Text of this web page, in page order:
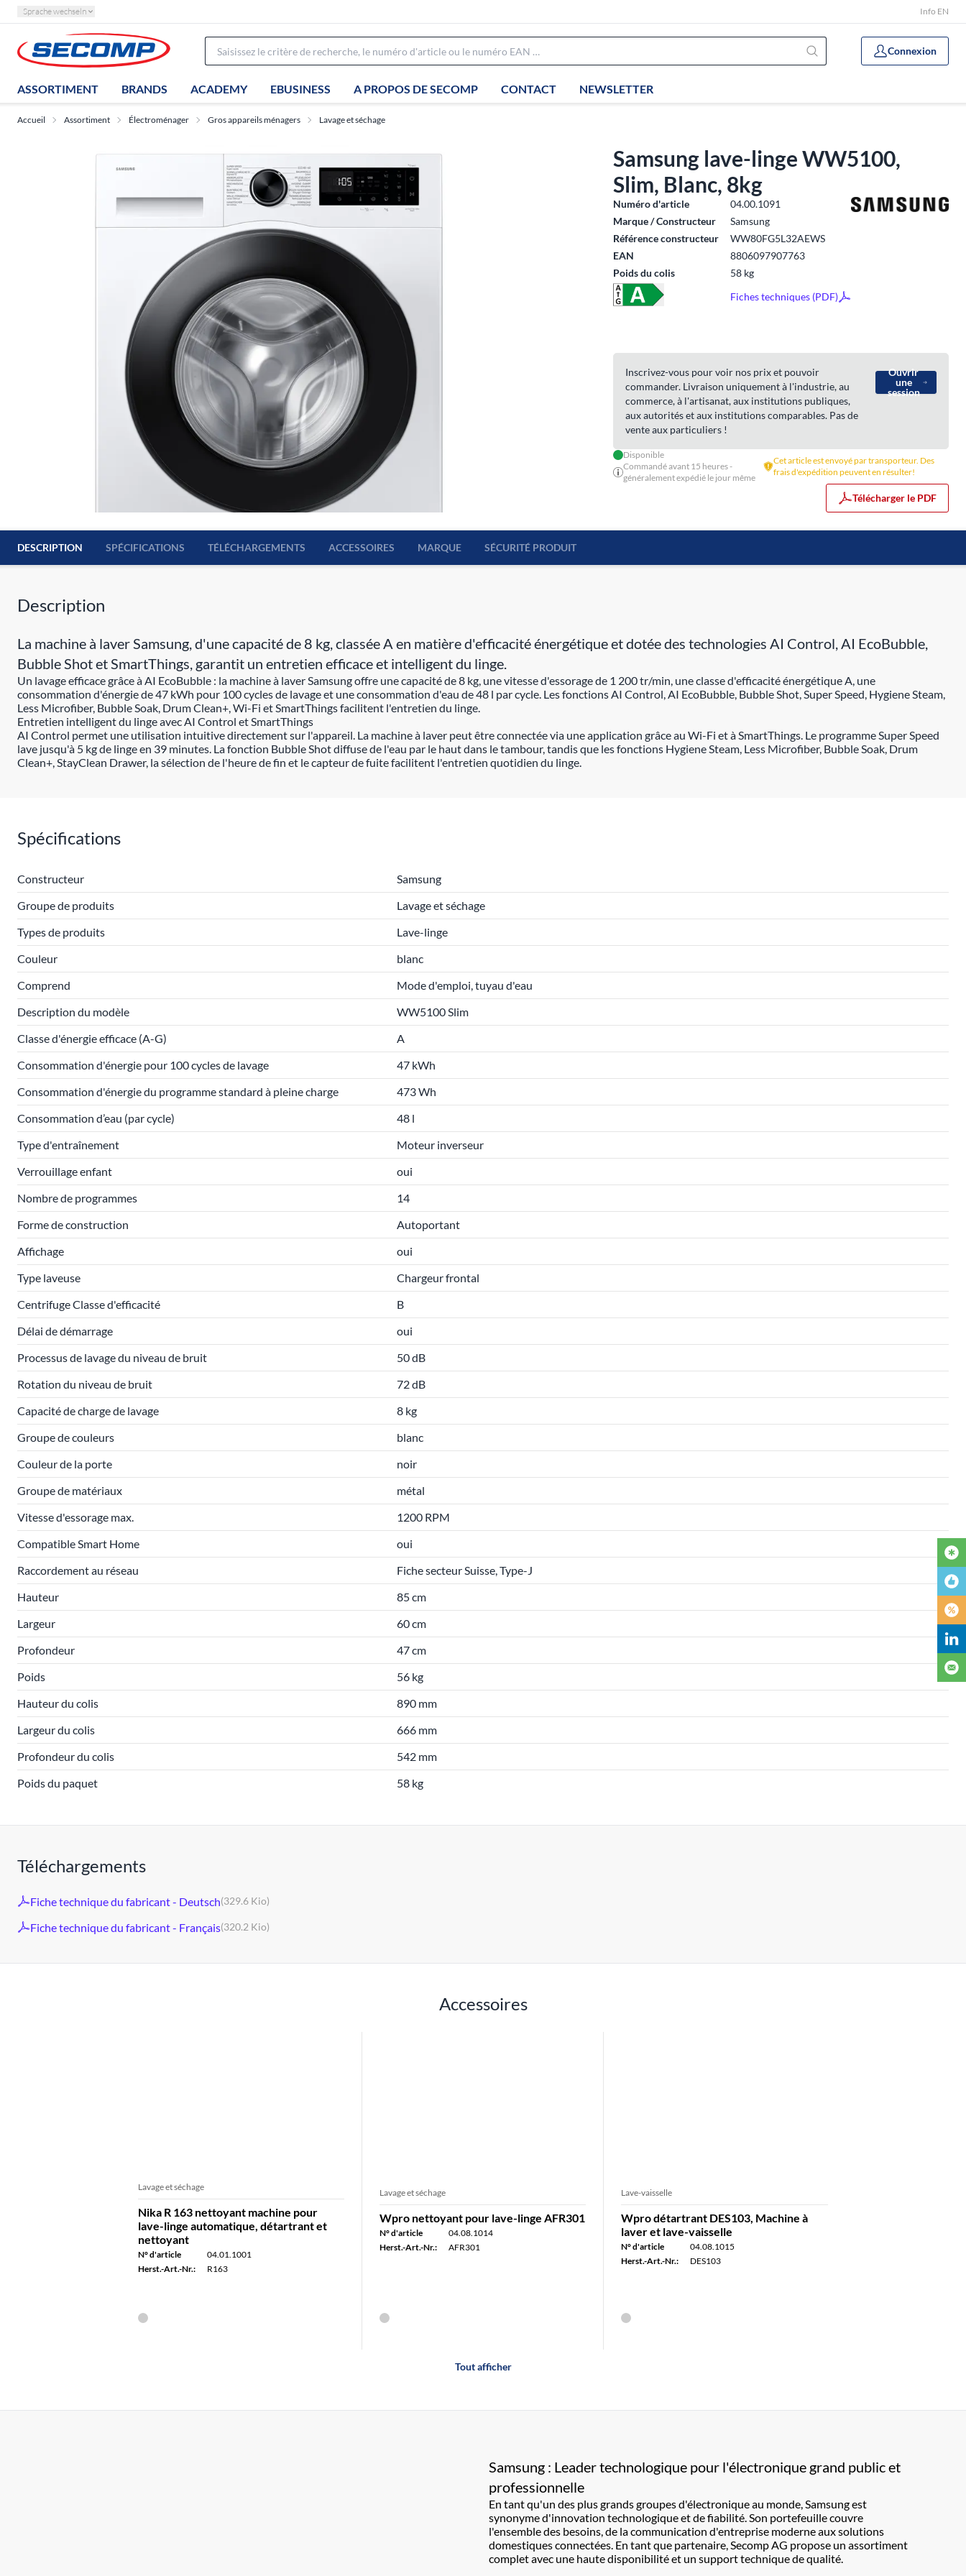
Sprache wechseln Info EN
Connexion
ASSORTIMENT BRANDS ACADEMY EBUSINESS A PROPOS DE SECOMP CONTACT NEWSLETTER
Accueil Assortiment Électroménager Gros appareils ménagers Lavage et séchage
Samsung lave-linge WW5100,
Slim, Blanc, 8kg
Numéro d'article
04.00.1091
Marque / Constructeur
Samsung
Référence constructeur
WW80FG5L32AEWS
EAN
8806097907763
Poids du colis
58 kg
Fiches techniques (PDF)
Inscrivez-vous pour voir nos prix et pouvoir
commander. Livraison uniquement à l'industrie, au
commerce, à l'artisanat, aux institutions publiques,
aux autorités et aux institutions comparables. Pas de
vente aux particuliers !
Ouvrir
une
session
Disponible
Commandé avant 15 heures -
généralement expédié le jour même
Cet article est envoyé par transporteur. Des
frais d'expédition peuvent en résulter!
Télécharger le PDF
DESCRIPTION SPÉCIFICATIONS TÉLÉCHARGEMENTS ACCESSOIRES MARQUE SÉCURITÉ PRODUIT
Description
La machine à laver Samsung, d'une capacité de 8 kg, classée A en matière d'efficacité énergétique et dotée des technologies AI Control, AI EcoBubble,
Bubble Shot et SmartThings, garantit un entretien efficace et intelligent du linge.
Un lavage efficace grâce à AI EcoBubble : la machine à laver Samsung offre une capacité de 8 kg, une vitesse d'essorage de 1 200 tr/min, une classe d'efficacité énergétique A, une
consommation d'énergie de 47 kWh pour 100 cycles de lavage et une consommation d'eau de 48 l par cycle. Les fonctions AI Control, AI EcoBubble, Bubble Shot, Super Speed, Hygiene Steam,
Less Microfiber, Bubble Soak, Drum Clean+, Wi-Fi et SmartThings facilitent l'entretien du linge.
Entretien intelligent du linge avec AI Control et SmartThings
AI Control permet une utilisation intuitive directement sur l'appareil. La machine à laver peut être connectée via une application grâce au Wi-Fi et à SmartThings. Le programme Super Speed
lave jusqu'à 5 kg de linge en 39 minutes. La fonction Bubble Shot diffuse de l'eau par le haut dans le tambour, tandis que les fonctions Hygiene Steam, Less Microfiber, Bubble Soak, Drum
Clean+, StayClean Drawer, la sélection de l'heure de fin et le capteur de fuite facilitent l'entretien quotidien du linge.
Spécifications
Constructeur
Samsung
Groupe de produits
Lavage et séchage
Types de produits
Lave-linge
Couleur
blanc
Comprend
Mode d'emploi, tuyau d'eau
Description du modèle
WW5100 Slim
Classe d'énergie efficace (A-G)
A
Consommation d'énergie pour 100 cycles de lavage
47 kWh
Consommation d'énergie du programme standard à pleine charge
473 Wh
Consommation d’eau (par cycle)
48 l
Type d'entraînement
Moteur inverseur
Verrouillage enfant
oui
Nombre de programmes
14
Forme de construction
Autoportant
Affichage
oui
Type laveuse
Chargeur frontal
Centrifuge Classe d'efficacité
B
Délai de démarrage
oui
Processus de lavage du niveau de bruit
50 dB
Rotation du niveau de bruit
72 dB
Capacité de charge de lavage
8 kg
Groupe de couleurs
blanc
Couleur de la porte
noir
Groupe de matériaux
métal
Vitesse d'essorage max.
1200 RPM
Compatible Smart Home
oui
Raccordement au réseau
Fiche secteur Suisse, Type-J
Hauteur
85 cm
Largeur
60 cm
Profondeur
47 cm
Poids
56 kg
Hauteur du colis
890 mm
Largeur du colis
666 mm
Profondeur du colis
542 mm
Poids du paquet
58 kg
Téléchargements
Fiche technique du fabricant - Deutsch(329.6 Kio)
Fiche technique du fabricant - Français(320.2 Kio)
Accessoires
Lavage et séchage
Nika R 163 nettoyant machine pour
lave-linge automatique, détartrant et
nettoyant
N° d'article
04.01.1001
Herst.-Art.-Nr.:
R163
Lavage et séchage
Wpro nettoyant pour lave-linge AFR301
N° d'article
04.08.1014
Herst.-Art.-Nr.:
AFR301
Lave-vaisselle
Wpro détartrant DES103, Machine à
laver et lave-vaisselle
N° d'article
04.08.1015
Herst.-Art.-Nr.:
DES103
Tout afficher
Samsung : Leader technologique pour l'électronique grand public et
professionnelle
En tant qu'un des plus grands groupes d'électronique au monde, Samsung est
synonyme d'innovation technologique et de fiabilité. Son portefeuille couvre
l'ensemble des besoins, de la communication d'entreprise moderne aux solutions
domestiques connectées. En tant que partenaire, Secomp AG propose un assortiment
complet avec une haute disponibilité et un support technique de qualité.